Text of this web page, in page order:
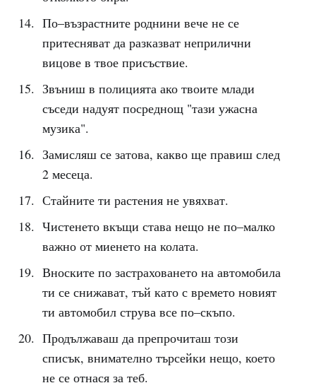
По–възрастните роднини вече не се
притесняват да разказват неприлични
вицове в твое присъствие.
Звъниш в полицията ако твоите млади
съседи надуят посреднощ "тази ужасна
музика".
Замисляш се затова, какво ще правиш след
2 месеца.
Стайните ти растения не увяхват.
Чистенето вкъщи става нещо не по–малко
важно от миенето на колата.
Вноските по застраховането на автомобила
ти се снижават, тъй като с времето новият
ти автомобил струва все по–скъпо.
Продължаваш да препрочиташ този
списък, внимателно търсейки нещо, което
не се отнася за теб.